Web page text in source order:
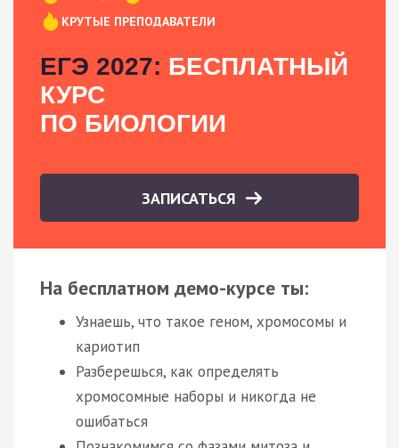
КРУТЫЕ ПРЕПОДАВАТЕЛИ
ЕГЭ 2027: БЕСПЛАТНЫЙ
КУРС
ПО БИОЛОГИИ
ЗАПИСАТЬСЯ
На бесплатном демо-курсе ты:
Узнаешь, что такое геном, хромосомы и
кариотип
Разберешься, как определять
хромосомные наборы и никогда не
ошибаться